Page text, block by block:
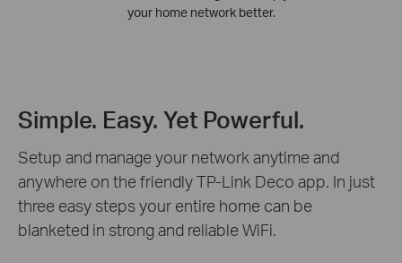
your home network better.
Simple. Easy. Yet Powerful.
Setup and manage your network anytime and
anywhere on the friendly TP-Link Deco app. In just
three easy steps your entire home can be
blanketed in strong and reliable WiFi.